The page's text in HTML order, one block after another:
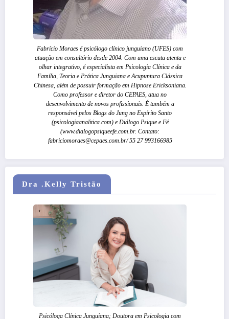
Fabrício Moraes é psicólogo clínico junguiano (UFES) com
atuação em consultório desde 2004. Com uma escuta atenta e
olhar integrativo, é especialista em Psicologia Clínica e da
Família, Teoria e Prática Junguiana e Acupuntura Clássica
Chinesa, além de possuir formação em Hipnose Ericksoniana.
Como professor e diretor do CEPAES, atua no
desenvolvimento de novos profissionais. É também a
responsável pelos Blogs do Jung no Espírito Santo
(psicologiaanalitica.com) e Diálogo Psique e Fé
(www.dialogopsiqueefe.com.br. Contato:
fabriciomoraes@cepaes.com.br/ 55 27 993166985
Dra .Kelly Tristão
Psicóloga Clínica Junguiana; Doutora em Psicologia com